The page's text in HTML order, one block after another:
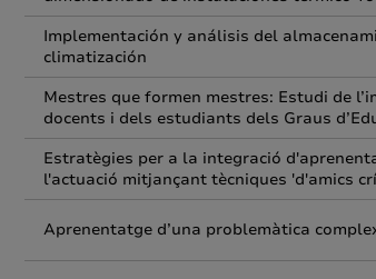
Implementación y análisis del
climatización
Mestres que formen mestres: Estudi de
docents i dels estudiants dels Graus
Estratègies per a la integració
l'actuació mitjançant tècniques 'd'amics
Aprenentatge d’una problemàtica